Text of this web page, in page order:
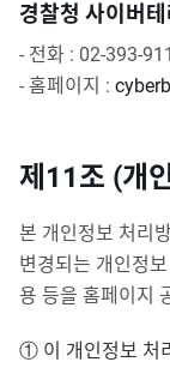
경찰청 사이버
- 전화 : 02-393-
- 홈페이지 :
제11조 (개
본 개인정보 처리
변경되는 개인정
용 등을 홈페이지
① 이 개인정보 처